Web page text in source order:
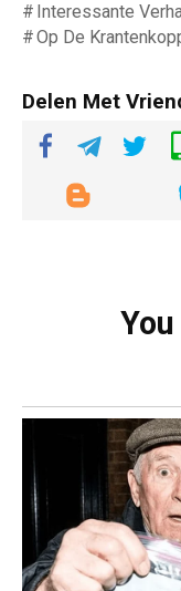
Interessante
Op De
Delen Met